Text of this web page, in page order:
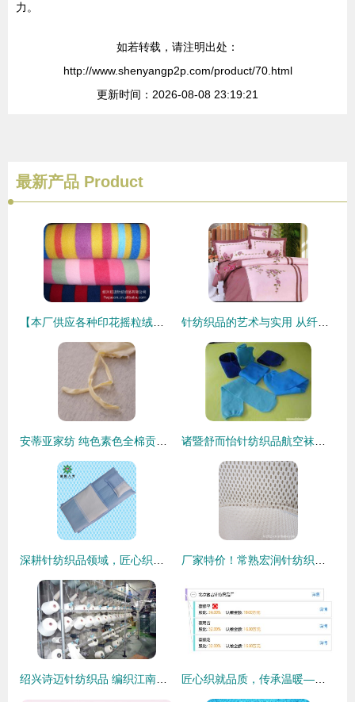
力。
如若转载，请注明出处：
http://www.shenyangp2p.com/product/70.html
更新时间：2026-08-08 23:19:21
最新产品 Product